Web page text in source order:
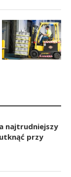
najtrudniejszy
przy